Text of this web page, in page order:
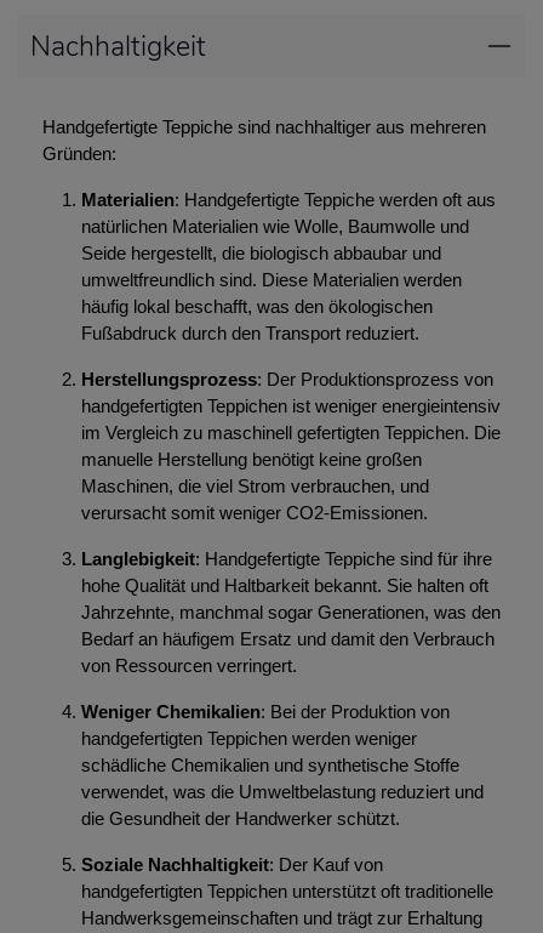
Nachhaltigkeit
Handgefertigte Teppiche sind nachhaltiger aus mehreren
Gründen:
Materialien: Handgefertigte Teppiche werden oft aus
natürlichen Materialien wie Wolle, Baumwolle und
Seide hergestellt, die biologisch abbaubar und
umweltfreundlich sind. Diese Materialien werden
häufig lokal beschafft, was den ökologischen
Fußabdruck durch den Transport reduziert.
Herstellungsprozess: Der Produktionsprozess von
handgefertigten Teppichen ist weniger energieintensiv
im Vergleich zu maschinell gefertigten Teppichen. Die
manuelle Herstellung benötigt keine großen
Maschinen, die viel Strom verbrauchen, und
verursacht somit weniger CO2-Emissionen.
Langlebigkeit: Handgefertigte Teppiche sind für ihre
hohe Qualität und Haltbarkeit bekannt. Sie halten oft
Jahrzehnte, manchmal sogar Generationen, was den
Bedarf an häufigem Ersatz und damit den Verbrauch
von Ressourcen verringert.
Weniger Chemikalien: Bei der Produktion von
handgefertigten Teppichen werden weniger
schädliche Chemikalien und synthetische Stoffe
verwendet, was die Umweltbelastung reduziert und
die Gesundheit der Handwerker schützt.
Soziale Nachhaltigkeit: Der Kauf von
handgefertigten Teppichen unterstützt oft traditionelle
Handwerksgemeinschaften und trägt zur Erhaltung